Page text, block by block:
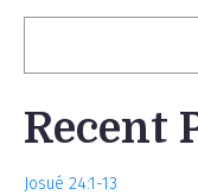
Recent
Josué 24:1-13